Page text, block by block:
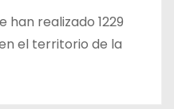
han realizado 1229
el territorio de la